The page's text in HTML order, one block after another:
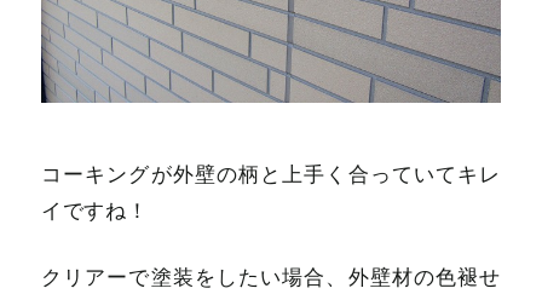
コーキングが外壁の柄と上手く合っていてキレ
イですね！
クリアーで塗装をしたい場合、外壁材の色褪せ